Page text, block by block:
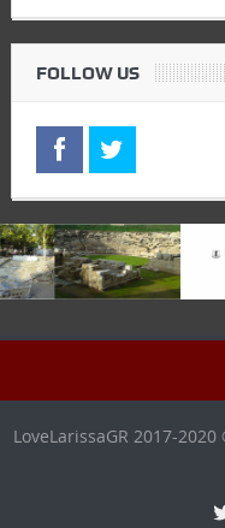
FOLLOW US
LoveLarissaGR 2017-